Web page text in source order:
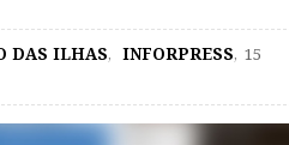
DAS ILHAS, INFORPRESS, 15